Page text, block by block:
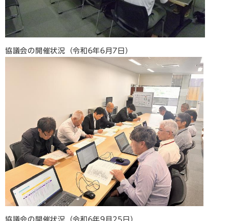
協議会の開催状況（令和6年6月7日）​
協議会の開催状況（令和6年9月25日）​